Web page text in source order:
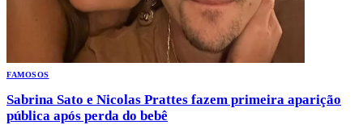
FAMOSOS
Sabrina Sato e Nicolas Prattes fazem primeira aparição
pública após perda do bebê